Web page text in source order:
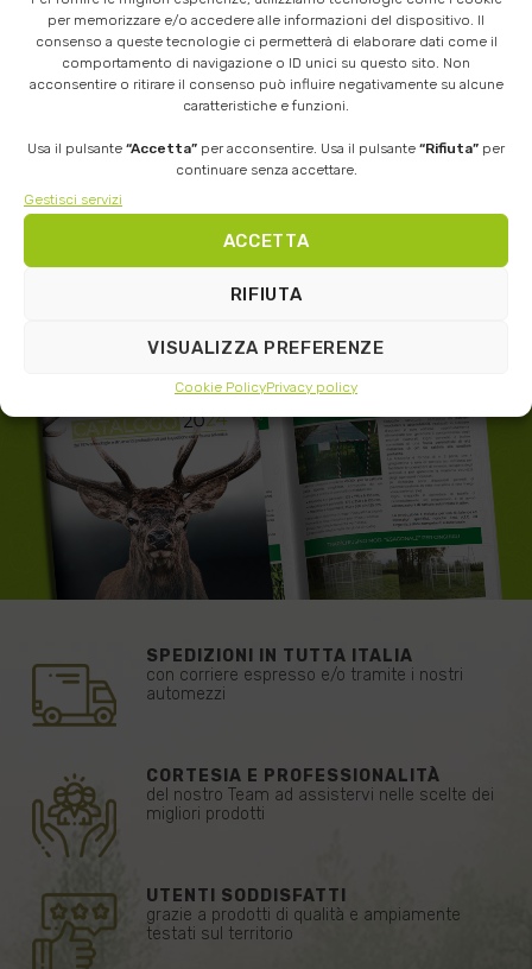
per memorizzare e/o accedere alle informazioni del dispositivo. Il
consenso a queste tecnologie ci permetterà di elaborare dati come il
comportamento di navigazione o ID unici su questo sito. Non
acconsentire o ritirare il consenso può influire negativamente su alcune
caratteristiche e funzioni.
Usa il pulsante “Accetta” per acconsentire. Usa il pulsante “Rifiuta” per
continuare senza accettare.
Gestisci servizi
ACCETTA
RIFIUTA
VISUALIZZA PREFERENZE
Cookie PolicyPrivacy policy
SCHEDA PRODOTTO
RICHIEDI QUI ILCATALOGO
PRODOTTI IN PDF
SPEDIZIONI IN TUTTA ITALIA
con corriere espresso e/o tramite i nostri
automezzi
CORTESIA E PROFESSIONALITÀ
del nostro Team ad assistervi nelle scelte dei
migliori prodotti
UTENTI SODDISFATTI
grazie a prodotti di qualità e ampiamente
testati sul territorio